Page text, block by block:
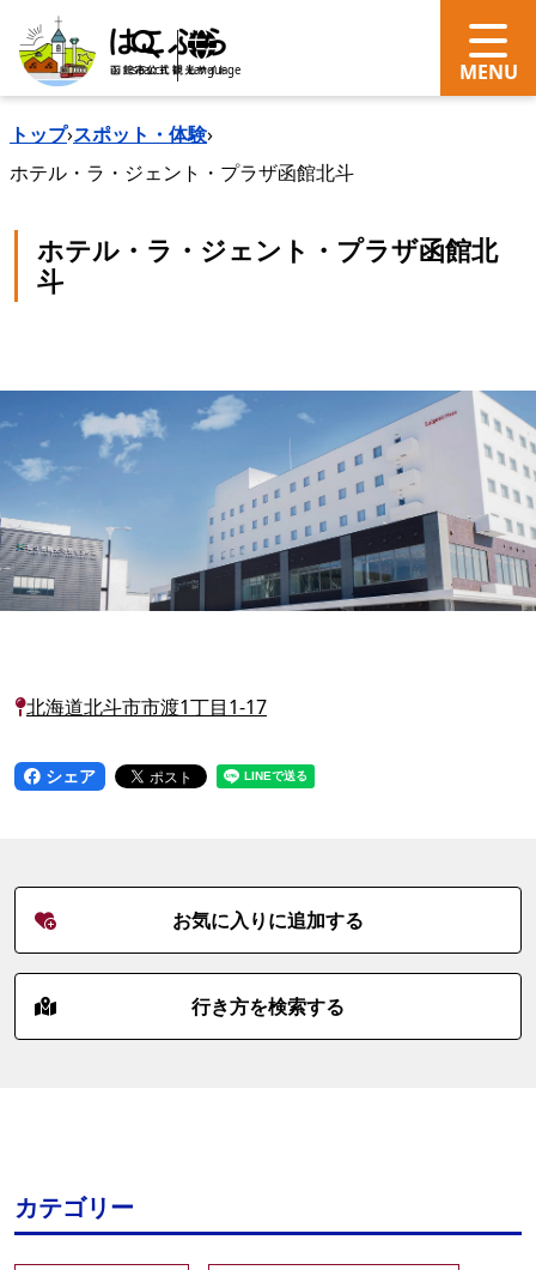
search Language
トップ›スポット・体験›
ホテル・ラ・ジェント・プラザ函館北斗
ホテル・ラ・ジェント・プラザ函館北
斗
北海道北斗市市渡1丁目1-17
シェア
お気に入りに追加する
行き方を検索する
カテゴリー